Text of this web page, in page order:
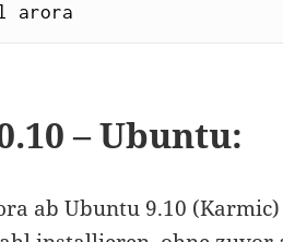
arora
– Ubuntu:
ab Ubuntu 9.10